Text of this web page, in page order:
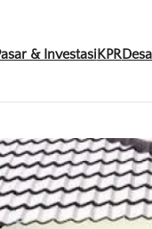
& InvestasiKPR